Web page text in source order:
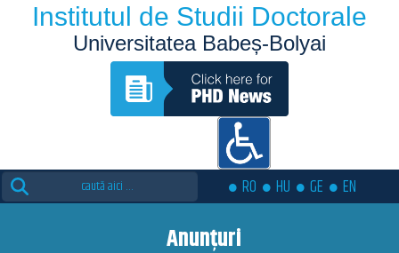
Institutul de Studii Doctorale
Universitatea Babeș-Bolyai
Search
for:
RO HU GE EN
Anunțuri